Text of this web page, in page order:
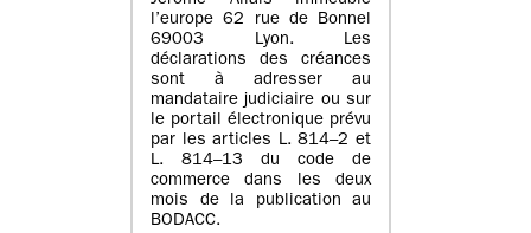
l’europe 62 rue de Bonnel
69003 Lyon. Les
déclarations des créances
sont à adresser au
mandataire judiciaire ou sur
le portail électronique prévu
par les articles L. 814–2 et
L. 814–13 du code de
commerce dans les deux
mois de la publication au
BODACC.